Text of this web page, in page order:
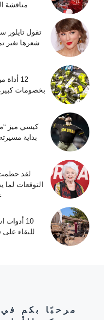
مناقشة
تقول تايلور
شعرها تغير
بخصومات
كيسي ميز
بداية
لقد
التوقعات
10
للبقاء على
مرحبًا بكم في